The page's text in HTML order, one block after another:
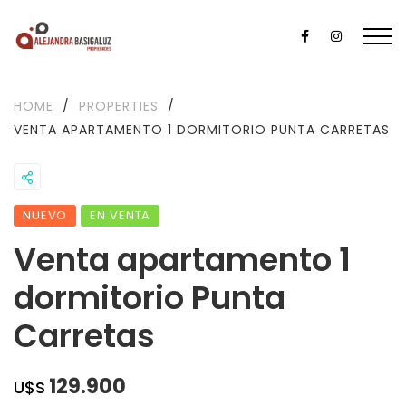
HOME / PROPERTIES
/
VENTA APARTAMENTO 1 DORMITORIO PUNTA CARRETAS
NUEVO EN VENTA
Venta apartamento 1
dormitorio Punta
Carretas
U$S 129.900